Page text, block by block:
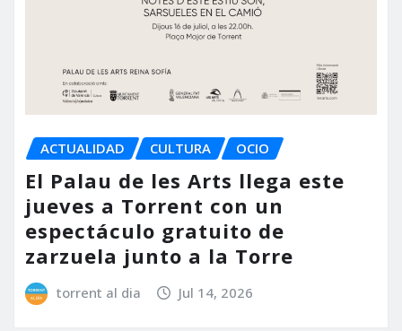
ACTUALIDAD CULTURA OCIO
El Palau de les Arts llega este
jueves a Torrent con un
espectáculo gratuito de
zarzuela junto a la Torre
torrent al dia Jul 14, 2026